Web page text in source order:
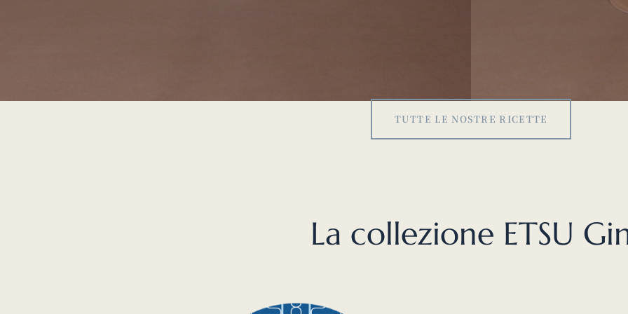
TUTTE LE NOSTRE RICETTE
La collezione ETSU